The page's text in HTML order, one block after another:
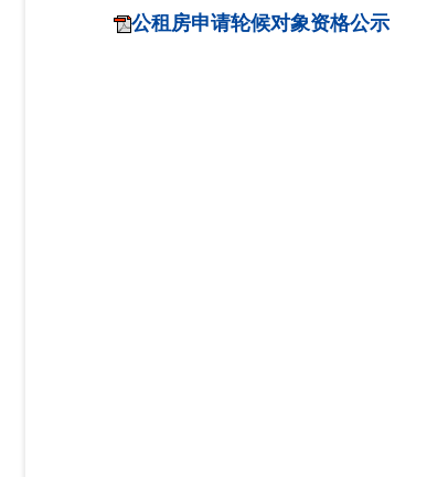
公租房申请轮候对象资格公示